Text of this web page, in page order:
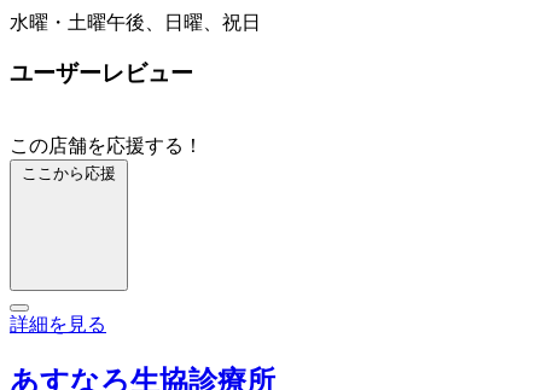
水曜・土曜午後、日曜、祝日
ユーザーレビュー
この店舗を応援する！
ここから応援
詳細を見る
あすなろ生協診療所